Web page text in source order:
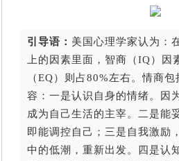
引导语： 美国心理学家认为：
上的因素里面，智商（IQ）因
（EQ）则占80%左右。情商
容：一是认识自身的情绪。因
成为自己生活的主宰。二是能
即能调控自己；三是自我激励
中的低潮，重新出发。四是认